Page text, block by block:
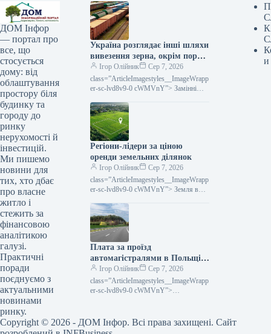
ДОМ Інфор
— портал про
все, що
стосується
дому: від
облаштування
простору біля
будинку та
городу до
ринку
нерухомості й
інвестицій.
Ми пишемо
новини для
тих, хто дбає
про власне
житло і
стежить за
фінансовою
аналітикою
галузі.
Практичні
поради
поєднуємо з
актуальними
новинами
ринку.
Україна розглядає інші шляхи
вивезення зерна, окрім портів
Одеси.
Ігор Олійник
Сер 7, 2026
class=”ArticleImagestyles__ImageWrapp
er-sc-lvd8v9-0 cWMVnY”> Замінні
Чорному морі«Укрзалізниця»
провадить перемовини з сусідніми
Регіони-лідери за ціною
оренди земельних ділянок
Ігор Олійник
Сер 7, 2026
class=”ArticleImagestyles__ImageWrapp
er-sc-lvd8v9-0 cWMVnY”> Земля в
земельних ділянок в Україні
функціонує вже тривалий час,
слугуючи
Плата за проїзд
автомагістралями в Польщі:
тарифи та методи розрахунку
у 2026 році
Ігор Олійник
Сер 7, 2026
class=”ArticleImagestyles__ImageWrapp
er-sc-lvd8v9-0 cWMVnY”>
залишаються безкоштовними для
власників легкових
и
Copyright © 2026 - ДОМ Інфор. Всі права захищені. Сайт